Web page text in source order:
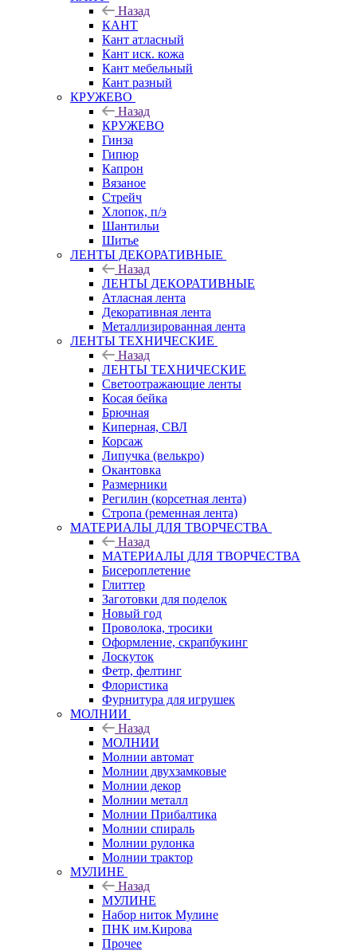
Назад
КАНТ
Кант атласный
Кант иск. кожа
Кант мебельный
Кант разный
КРУЖЕВО
Назад
КРУЖЕВО
Гинза
Гипюр
Капрон
Вязаное
Стрейч
Хлопок, п/э
Шантильи
Шитье
ЛЕНТЫ ДЕКОРАТИВНЫЕ
Назад
ЛЕНТЫ ДЕКОРАТИВНЫЕ
Атласная лента
Декоративная лента
Металлизированная лента
ЛЕНТЫ ТЕХНИЧЕСКИЕ
Назад
ЛЕНТЫ ТЕХНИЧЕСКИЕ
Светоотражающие ленты
Косая бейка
Брючная
Киперная, СВЛ
Корсаж
Липучка (велькро)
Окантовка
Размерники
Регилин (корсетная лента)
Стропа (ременная лента)
МАТЕРИАЛЫ ДЛЯ ТВОРЧЕСТВА
Назад
МАТЕРИАЛЫ ДЛЯ ТВОРЧЕСТВА
Бисероплетение
Глиттер
Заготовки для поделок
Новый год
Проволока, тросики
Оформление, скрапбукинг
Лоскуток
Фетр, фелтинг
Флористика
Фурнитура для игрушек
МОЛНИИ
Назад
МОЛНИИ
Молнии автомат
Молнии двухзамковые
Молнии декор
Молнии металл
Молнии Прибалтика
Молнии спираль
Молнии рулонка
Молнии трактор
МУЛИНЕ
Назад
МУЛИНЕ
Набор ниток Мулине
ПНК им.Кирова
Прочее